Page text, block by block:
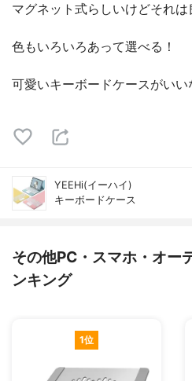
マグネット式らしいけどそれ
色もいろいろあって選べる！
可愛いキーボードケースがいい
YEEHi(イーハイ)
キーボードケース
その他PC・スマホ・オー
ンキング
1位